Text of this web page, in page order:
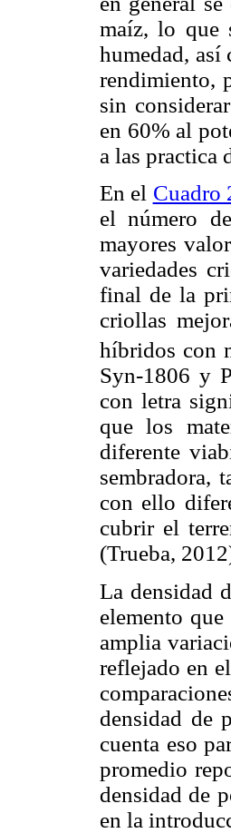
maíz, lo que
humedad, así
rendimiento,
sin
en 60% al
a las practica
En el Cuadro
el número
mayores
variedades
final de la
criollas
híbridos con
Syn-1806 y
con letra
que los
diferente
sembradora,
con ello
cubrir el
(Trueba,
La densidad
elemento
amplia
reflejado en
densidad de
cuenta eso
promedio
densidad de
en la